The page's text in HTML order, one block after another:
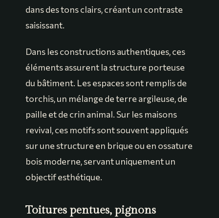
dans des tons clairs, créant un contraste
saisissant.
Dans les constructions authentiques, ces
éléments assurent la structure porteuse
du bâtiment. Les espaces sont remplis de
torchis, un mélange de terre argileuse, de
paille et de crin animal. Sur les maisons
revival, ces motifs sont souvent appliqués
sur une structure en brique ou en ossature
bois moderne, servant uniquement un
objectif esthétique.
Toitures pentues, pignons